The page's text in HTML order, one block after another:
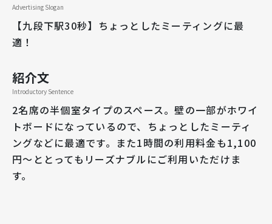
Advertising Slogan
【九段下駅30秒】ちょっとしたミーティングに最
適！
紹介文
Introductory Sentence
2名席の半個室タイプのスペース。壁の一部がホワイ
トボードになっているので、ちょっとしたミーティ
ングなどに最適です。また1時間の利用料金も1,100
円〜ととってもリーズナブルにご利用いただけま
す。